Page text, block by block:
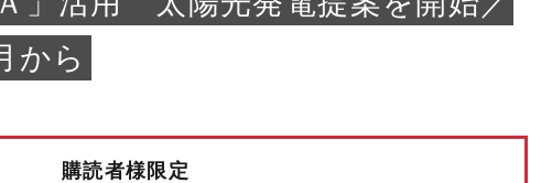
／住協グループ／都心住み
最新ニュース 2026.08.05
略／木造を主力事業へ、グル
賃料は4万3096円／「京...
2026.08.05
グレードＡ需給ひっ迫が継続
で30％削減を達成／プロロ
不動産投資 2026.07.21
月、平均利回り14％超／リ...
３県追加で41地域に／賃
行政・地域・団体 2026.08.05
手需要を可視化／ツクルバが
マンション敷地売却制度で
不動産開発 2026.08.05
グローバル社が江東区で
ション利回り－３５０－東
2026.03.23
ンション利回り―３４８―東
Ｃ紙面講習③／「宅建業
2026.08.05
―１５６―重説の書き方・説
額１千億円超／「不特法３
2026.08.03
化するライフスタイルと住ま
再販／第１弾８月中旬販売
2026.08.03
社を買収／大和ハ
2026.07.27
から
購読者様限定